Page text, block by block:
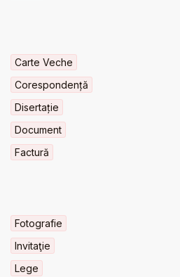
Carte Veche
Corespondență
Disertație
Document
Factură
Fotografie
Invitaţie
Lege